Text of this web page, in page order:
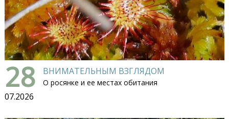
28
07.2026
ВНИМАТЕЛЬНЫМ ВЗГЛЯДОМ
О росянке и ее местах обитания